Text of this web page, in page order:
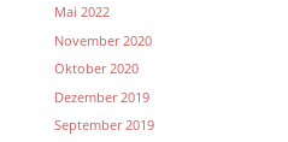
Mai 2022
November 2020
Oktober 2020
Dezember 2019
September 2019